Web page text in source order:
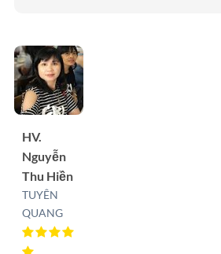
HV.
Nguyễn
Thu Hiền
TUYÊN
QUANG